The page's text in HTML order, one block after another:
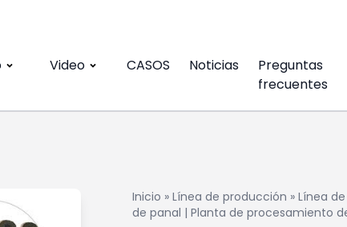
Video CASOS Noticias
Preguntas
frecuentes
Inicio » Línea de producción » Línea
de panal | Planta de procesamiento